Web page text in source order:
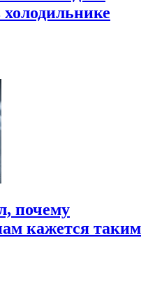
почему
кажется таким